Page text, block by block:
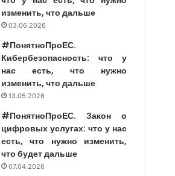
изменить, что дальше
03.06.2026
#ПонятноПроЕС.
Кибербезопасность: что у
нас есть, что нужно
изменить, что дальше
13.05.2026
#ПонятноПроЕС. Закон о
цифровых услугах: что у нас
есть, что нужно изменить,
что будет дальше
07.04.2026